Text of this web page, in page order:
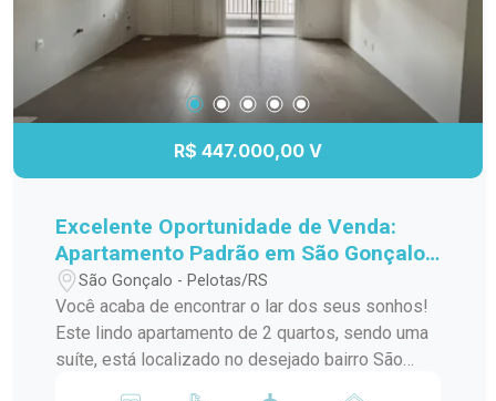
R$ 447.000,00 V
Excelente Oportunidade de Venda:
Apartamento Padrão em São Gonçalo,
Pelotas/RS
São Gonçalo - Pelotas/RS
Você acaba de encontrar o lar dos seus sonhos!
Este lindo apartamento de 2 quartos, sendo uma
suíte, está localizado no desejado bairro São